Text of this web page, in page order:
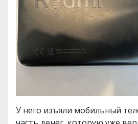
У него изъяли мобильный